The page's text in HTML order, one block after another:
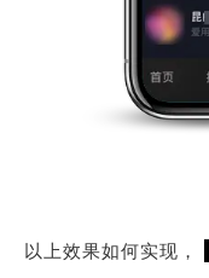
以上效果如何实现，